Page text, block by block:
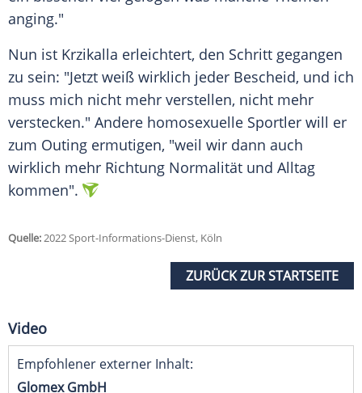
anging."
Nun ist Krzikalla erleichtert, den Schritt gegangen
zu sein: "Jetzt weiß wirklich jeder Bescheid, und ich
muss mich nicht mehr verstellen, nicht mehr
verstecken." Andere homosexuelle Sportler will er
zum Outing ermutigen, "weil wir dann auch
wirklich mehr Richtung Normalität und Alltag
kommen".
Quelle:2022 Sport-Informations-Dienst, Köln
ZURÜCK ZUR STARTSEITE
Video
Empfohlener externer Inhalt:
Glomex GmbH